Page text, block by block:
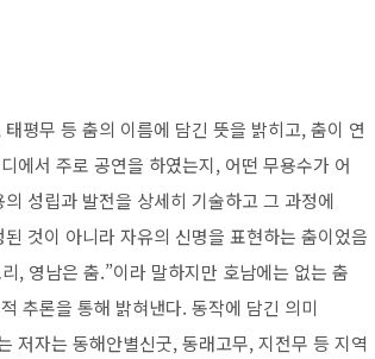
평무 등 춤의 이름에 담긴 뜻을 밝히고, 춤이 연
에서 주로 공연을 하였는지, 어떤 무용수가 어
성립과 발전을 상세히 기술하고 그 과정에
것이 아니라 자유의 신명을 표현하는 춤이었음
, 영남은 춤.”이라 말하지만 호남에는 없는 춤
추론을 통해 밝혀낸다. 동작에 담긴 의미
저자는 동해안별신굿, 동래고무, 지전무 등 지역